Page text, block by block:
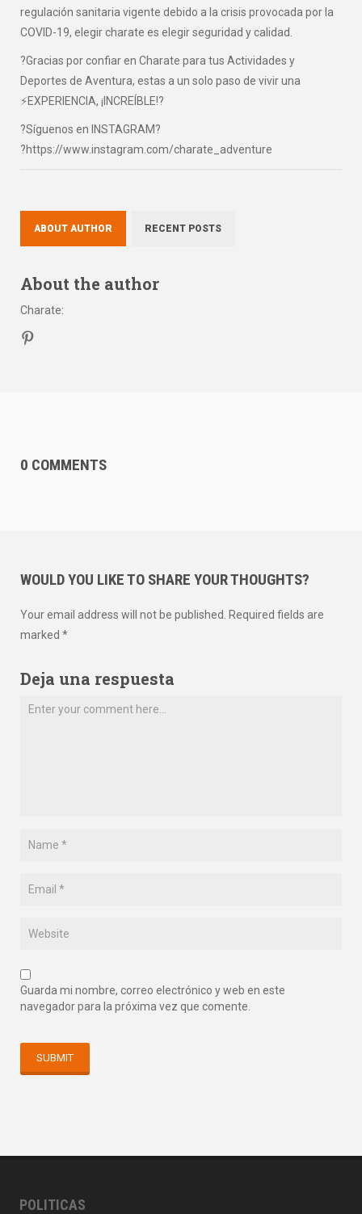
regulación sanitaria vigente debido a la crisis provocada por la
COVID-19, elegir charate es elegir seguridad y calidad.
?Gracias por confiar en Charate para tus Actividades y
Deportes de Aventura, estas a un solo paso de vivir una
⚡EXPERIENCIA, ¡INCREÍBLE!?
?Síguenos en INSTAGRAM?
?https://www.instagram.com/charate_adventure
ABOUT AUTHOR RECENT POSTS
About the author
Charate:
0 COMMENTS
WOULD YOU LIKE TO SHARE YOUR THOUGHTS?
Your email address will not be published. Required fields are
marked *
Deja una respuesta
Guarda mi nombre, correo electrónico y web en este
navegador para la próxima vez que comente.
POLITICAS